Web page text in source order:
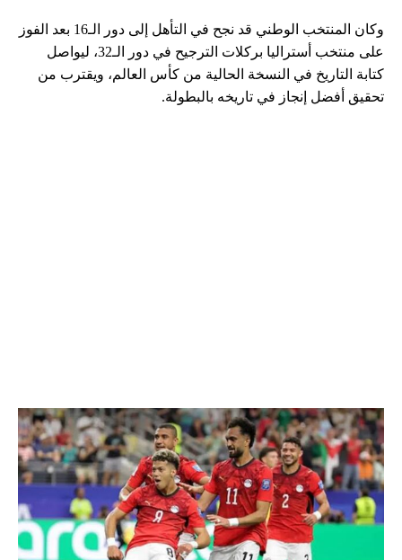
وكان المنتخب الوطني قد نجح في التأهل إلى دور الـ16 بعد الفوز
على منتخب أستراليا بركلات الترجيح في دور الـ32، ليواصل
كتابة التاريخ في النسخة الحالية من كأس العالم، ويقترب من
تحقيق أفضل إنجاز في تاريخه بالبطولة.